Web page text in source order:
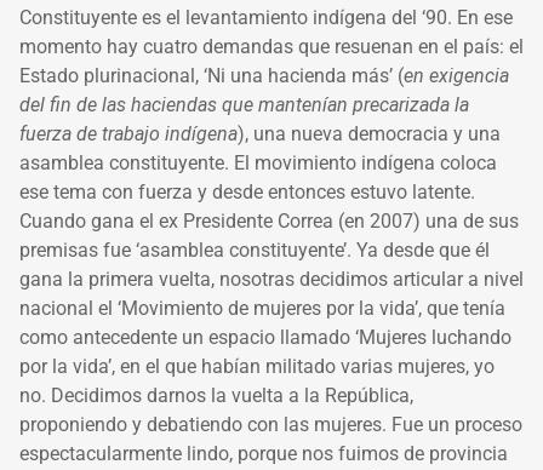
Constituyente es el levantamiento indígena del ‘90. En ese
momento hay cuatro demandas que resuenan en el país: el
Estado plurinacional, ‘Ni una hacienda más’ (en exigencia
del fin de las haciendas que mantenían precarizada la
fuerza de trabajo indígena), una nueva democracia y una
asamblea constituyente. El movimiento indígena coloca
ese tema con fuerza y desde entonces estuvo latente.
Cuando gana el ex Presidente Correa (en 2007) una de sus
premisas fue ‘asamblea constituyente’. Ya desde que él
gana la primera vuelta, nosotras decidimos articular a nivel
nacional el ‘Movimiento de mujeres por la vida’, que tenía
como antecedente un espacio llamado ‘Mujeres luchando
por la vida’, en el que habían militado varias mujeres, yo
no. Decidimos darnos la vuelta a la República,
proponiendo y debatiendo con las mujeres. Fue un proceso
espectacularmente lindo, porque nos fuimos de provincia